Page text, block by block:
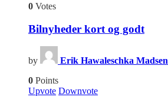
0 Votes
Bilnyheder kort og godt
by Erik Hawaleschka Madsen
0 Points
Upvote Downvote